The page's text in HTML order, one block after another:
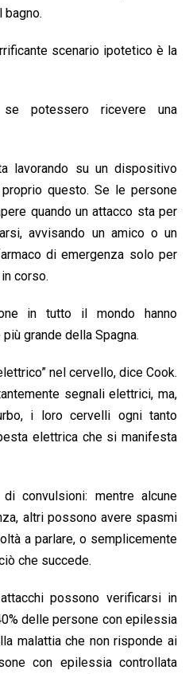
i
k
bagno.
scenario ipotetico è la
potessero ricevere una
lavorando su un dispositivo
questo. Se le persone
quando un attacco sta per
avvisando un amico o un
di emergenza solo per
corso.
in tutto il mondo hanno
grande della Spagna.
nel cervello, dice Cook.
segnali elettrici, ma,
i loro cervelli ogni tanto
elettrica che si manifesta
convulsioni: mentre alcune
altri possono avere spasmi
a parlare, o semplicemente
che succede.
possono verificarsi in
delle persone con epilessia
malattia che non risponde ai
con epilessia controllata